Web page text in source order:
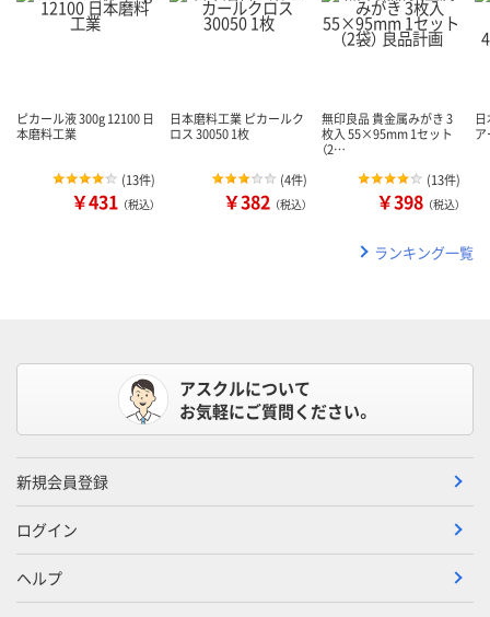
ピカール液 300g 12100 日
本磨料工業
(13件)
￥431 （税込）
日本磨料工業 ピカールク
ロス 30050 1枚
(4件)
￥382 （税込）
無印良品 貴金属みがき 3
枚入 55×95mm 1セット
（2…
(13件)
￥398 （税込）
ランキング一覧
アスクルについて
お気軽にご質問ください。
新規会員登録
ログイン
ヘルプ